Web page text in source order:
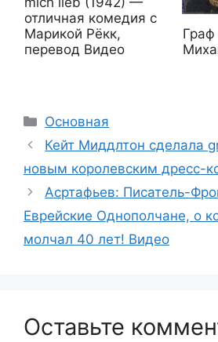
отличная комедия с
Марикой Рёкк,
перевод Видео
Рубрики
Основная
Кейт Миддлтон сделала
новым королевским дресс-
Асртафьев: Писатель-
Еврейские Однополчане, о
молчал 40 лет! Видео
Оставьте